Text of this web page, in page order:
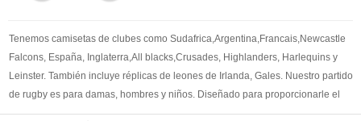
Tenemos camisetas de clubes como Sudafrica,Argentina,Francais,Newcastle
Falcons, España, Inglaterra,All blacks,Crusades, Highlanders, Harlequins y
Leinster. También incluye réplicas de leones de Irlanda, Gales. Nuestro partido
de rugby es para damas, hombres y niños. Diseñado para proporcionarle el
mejor kit de rugby para satisfacer sus necesidades. Bienvenido a comprar la